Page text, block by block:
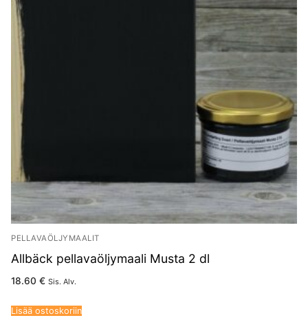
PELLAVAÖLJYMAALIT
Allbäck pellavaöljymaali Musta 2 dl
18.60 € Sis. Alv.
Lisää ostoskoriin